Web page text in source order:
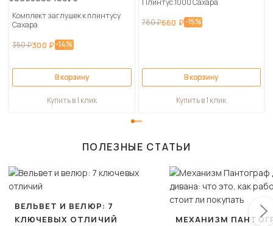
Комплект заглушек к плинтусу
Сахара
350 ₽300 ₽-14%
В корзину
Купить в 1 клик
780 ₽660 ₽-15%
В корзину
Купить в 1 клик
ПОЛЕЗНЫЕ СТАТЬИ
ВЕЛЬВЕТ И ВЕЛЮР: 7
КЛЮЧЕВЫХ ОТЛИЧИЙ
МЕХАНИЗМ